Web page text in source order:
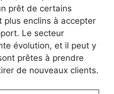
prêt de certains
plus enclins à accepter
Le secteur
évolution, et il peut y
prêtes à prendre
de nouveaux clients.